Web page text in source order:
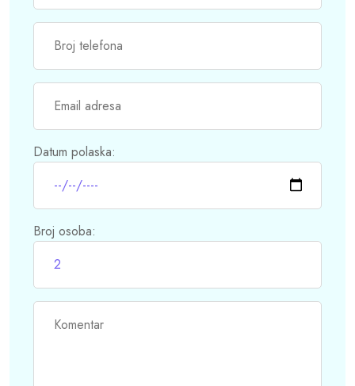
Datum polaska:
Broj osoba: